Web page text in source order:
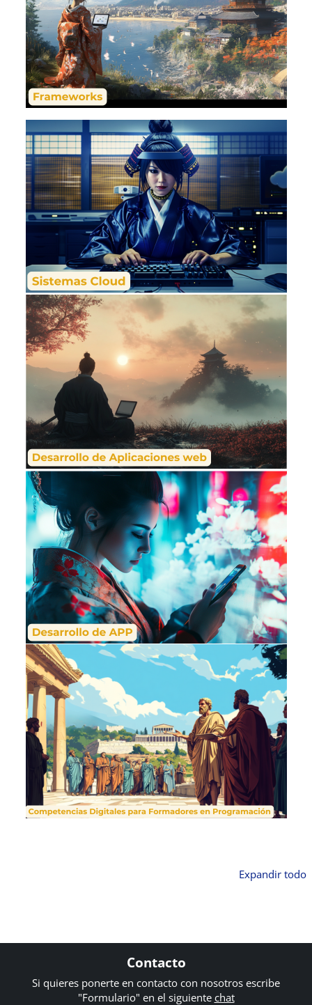
Expandir todo
Contacto
Si quieres ponerte en contacto con nosotros escribe
"Formulario" en el siguiente chat